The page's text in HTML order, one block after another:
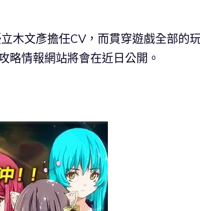
木文彥擔任CV，而貫穿遊戲全部的
略情報網站將會在近日公開。